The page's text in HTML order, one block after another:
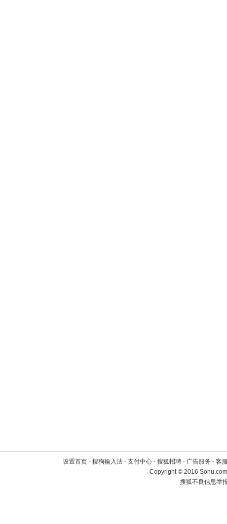
设置首页 - 搜狗输入法 - 支付中心 - 搜狐招聘 - 广告服务 - 客
Copyright©2016
搜狐不良信息举